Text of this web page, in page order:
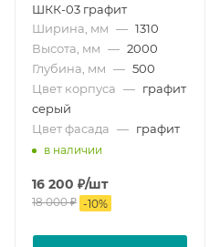
ШКК-03 графит
Ширина, мм — 1310
Высота, мм — 2000
Глубина, мм — 500
Цвет корпуса — графит
серый
Цвет фасада — графит
в наличии
16 200 ₽/шт
18 000₽ -10%